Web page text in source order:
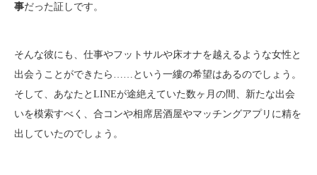
事だった証しです。
そんな彼にも、仕事やフットサルや床オナを越えるような女性と
出会うことができたら……という一縷の希望はあるのでしょう。
そして、あなたとLINEが途絶えていた数ヶ月の間、新たな出会
いを模索すべく、合コンや相席居酒屋やマッチングアプリに精を
出していたのでしょう。